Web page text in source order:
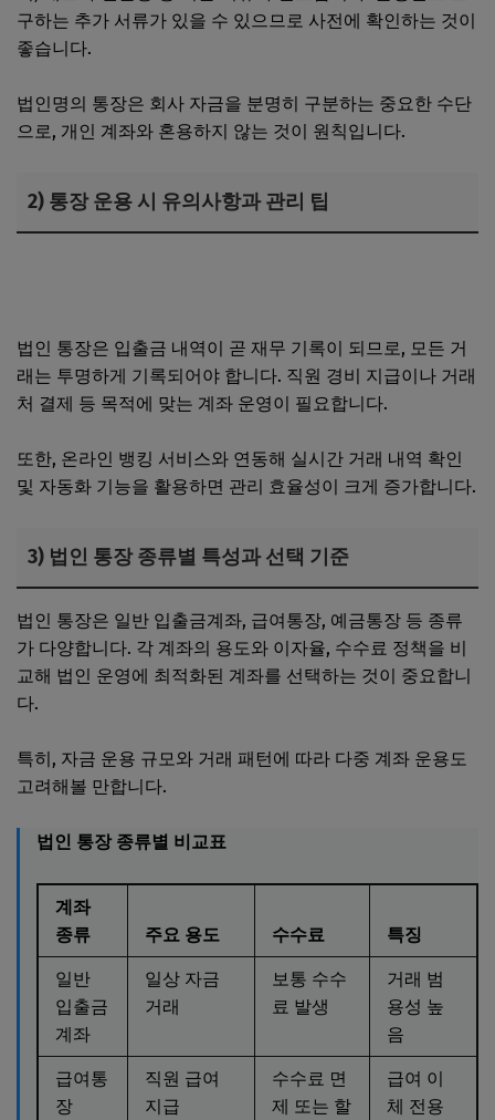
구하는 추가 서류가 있을 수 있으므로 사전에 확인하는 것이
좋습니다.
법인명의 통장은 회사 자금을 분명히 구분하는 중요한 수단
으로, 개인 계좌와 혼용하지 않는 것이 원칙입니다.
2) 통장 운용 시 유의사항과 관리 팁
법인 통장은 입출금 내역이 곧 재무 기록이 되므로, 모든 거
래는 투명하게 기록되어야 합니다. 직원 경비 지급이나 거래
처 결제 등 목적에 맞는 계좌 운영이 필요합니다.
또한, 온라인 뱅킹 서비스와 연동해 실시간 거래 내역 확인
및 자동화 기능을 활용하면 관리 효율성이 크게 증가합니다.
3) 법인 통장 종류별 특성과 선택 기준
법인 통장은 일반 입출금계좌, 급여통장, 예금통장 등 종류
가 다양합니다. 각 계좌의 용도와 이자율, 수수료 정책을 비
교해 법인 운영에 최적화된 계좌를 선택하는 것이 중요합니
다.
특히, 자금 운용 규모와 거래 패턴에 따라 다중 계좌 운용도
고려해볼 만합니다.
법인 통장 종류별 비교표
계좌
종류
주요 용도 수수료 특징
일반
입출금
계좌
일상 자금
거래
보통 수수
료 발생
거래 범
용성 높
음
급여통
장
직원 급여
지급
수수료 면
제 또는 할
급여 이
체 전용